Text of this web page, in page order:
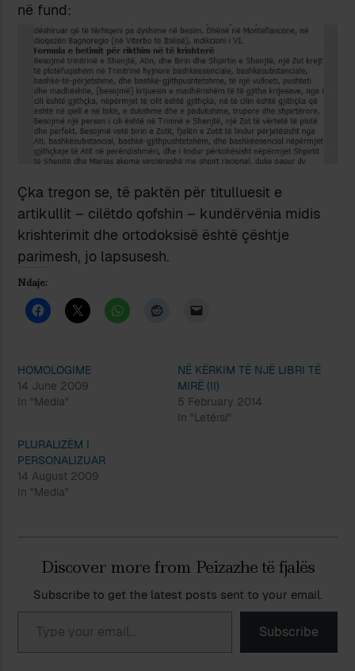
në fund:
Çka tregon se, të paktën për titulluesit e
artikullit – cilëtdo qofshin – kundërvënia midis
krishterimit dhe ortodoksisë është çështje
parimesh, jo lapsusesh.
Ndaje:
HOMOLOGIME
14 June 2009
In "Media"
NË KËRKIM TË NJË LIBRI TË
MIRË (II)
5 February 2014
In "Letërsi"
PLURALIZËM I
PERSONALIZUAR
14 August 2009
In "Media"
Discover more from Peizazhe të fjalës
Subscribe to get the latest posts sent to your email.
Type your email…
Subscribe